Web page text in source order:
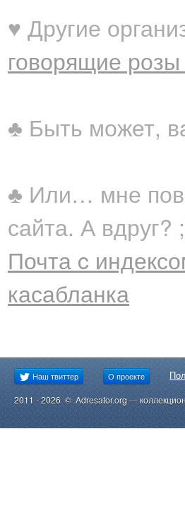
♥ Другие
говорящие розы
♣ Быть может,
♣ Или… мне
сайта. А вдруг?
Почта c
касабланка
Наш твиттер О проекте
2011 - 2026 © Adresator.org —